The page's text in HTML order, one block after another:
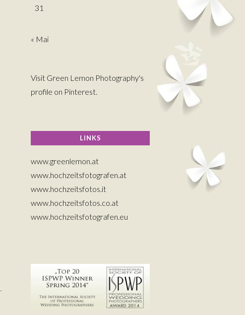
31
« Mai
Visit Green Lemon Photography's
profile on Pinterest.
LINKS
www.greenlemon.at
www.hochzeitsfotografen.at
www.hochzeitsfotos.it
www.hochzeitsfotos.co.at
www.hochzeitsfotografen.eu